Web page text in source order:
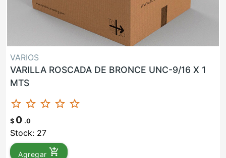
VARIOS
VARILLA ROSCADA DE BRONCE UNC-9/16 X 1
MTS
star_border star_border star_border star_border star_border
$ 0 .0
Stock: 27
Agregar add_shopping_cart